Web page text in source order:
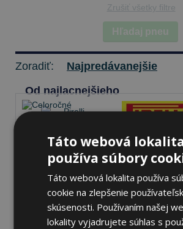
Zrušiť všetky filtre
Hľadaj pneu
Zoradiť:
Najpredávanejšie
Od najlacnejšieho
Pirelli
SEASON
235/45 R20
Celoročné
A A
Táto webová
používa súbory
Táto webová lokalita používa
cookie na zlepšenie
skúsenosti. Používaním našej
lokality vyjadrujete súhlas s